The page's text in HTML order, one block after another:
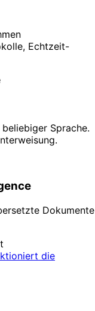
Echtzeit-
Sprache.
Dokumente
die